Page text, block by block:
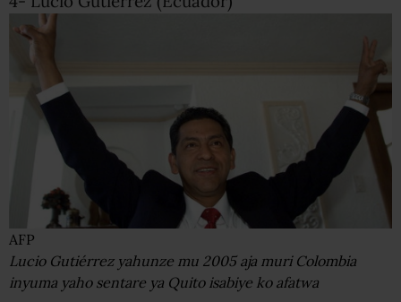
AFP
Lucio Gutiérrez yahunze mu 2005 aja muri Colombia
inyuma yaho sentare ya Quito isabiye ko afatwa